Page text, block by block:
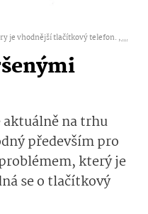
je vhodnější tlačítkový telefon. ,...
na trhu
především pro
který je
se o tlačítkový